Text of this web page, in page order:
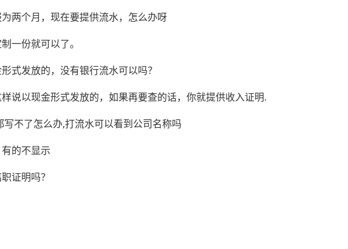
两个月，现在要提供流水，怎么办呀
一份就可以了。
式发放的，没有银行流水可以吗？
说以现金形式发放的，如果再要查的话，你就提供收入证明.
不了怎么办,打流水可以看到公司名称吗
的不显示
证明吗？